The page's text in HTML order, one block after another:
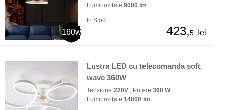
160w
Luminozitate 9000 lm
In Stoc
423,5 lei
Lustra LED cu telecomanda soft
wave 360W
Tensiune 220V , Putere 360 W,
Luminozitate 14800 lm